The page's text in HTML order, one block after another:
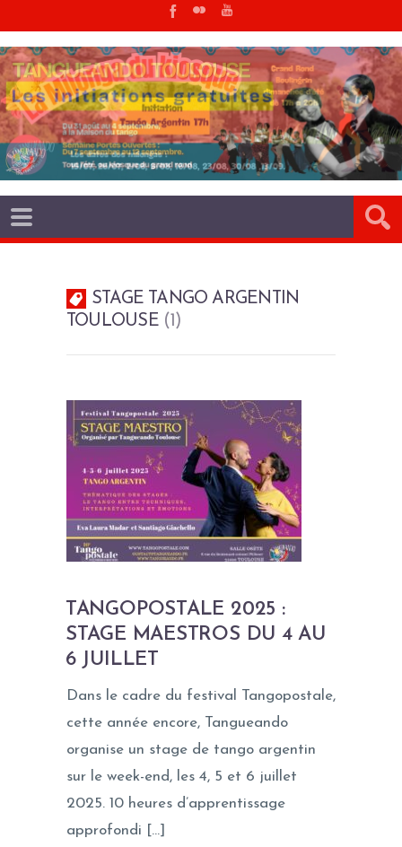
STAGE TANGO ARGENTIN
TOULOUSE
1
TANGOPOSTALE 2025 :
STAGE MAESTROS DU 4 AU
6 JUILLET
Dans le cadre du festival Tangopostale,
cette année encore, Tangueando
organise un stage de tango argentin
sur le week-end, les 4, 5 et 6 juillet
2025. 10 heures d’apprentissage
approfondi […]